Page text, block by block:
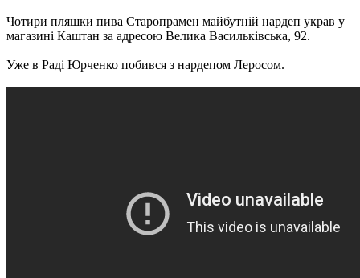
Чотири пляшки пива Старопрамен майбутній нардеп украв у
магазині Каштан за адресою Велика Васильківська, 92.
Уже в Раді Юрченко побився з нардепом Леросом.